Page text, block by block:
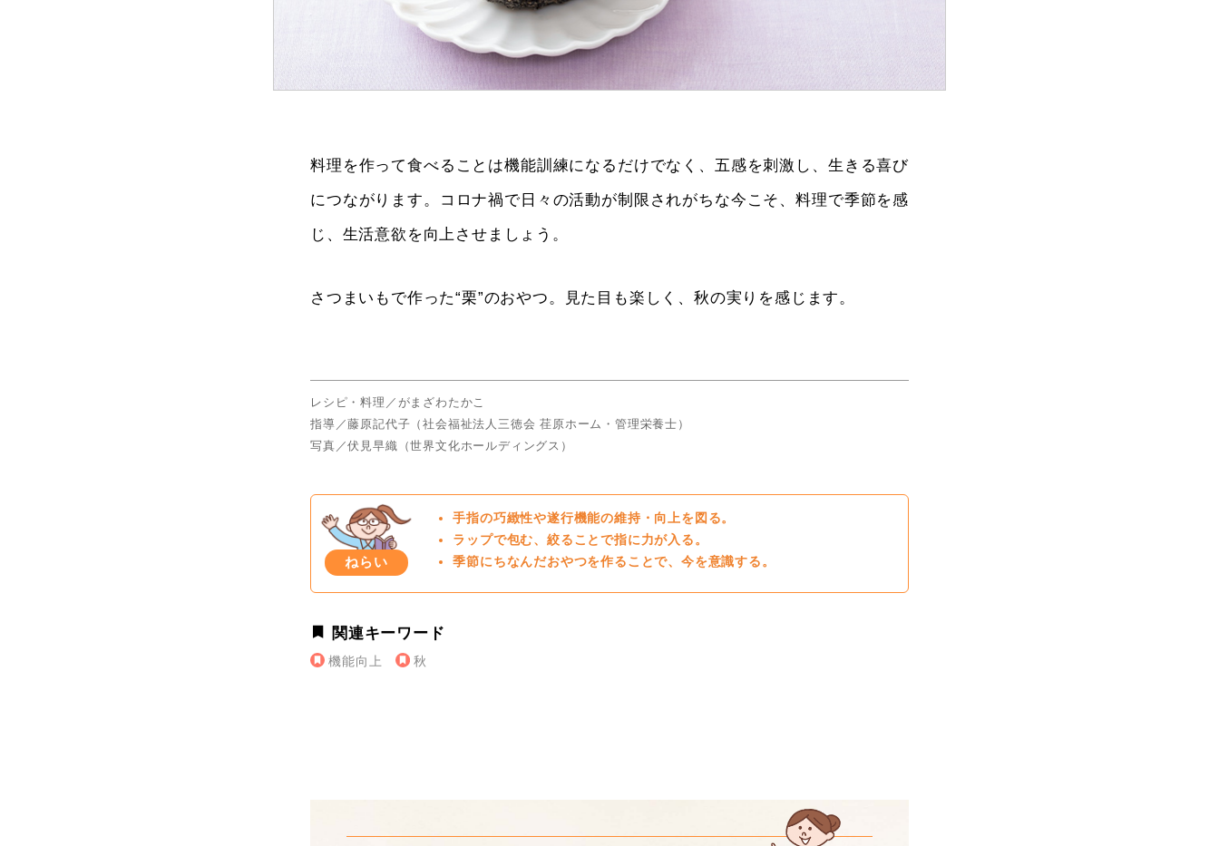
料理を作って食べることは機能訓練になるだけでなく、五感を刺激し、生きる喜び
につながります。コロナ禍で日々の活動が制限されがちな今こそ、料理で季節を感
じ、生活意欲を向上させましょう。
さつまいもで作った“栗”のおやつ。見た目も楽しく、秋の実りを感じます。
レシピ・料理／がまざわたかこ
指導／藤原記代子（社会福祉法人三徳会 荏原ホーム・管理栄養士）
写真／伏見早織（世界文化ホールディングス）
ねらい
手指の巧緻性や遂行機能の維持・向上を図る。
ラップで包む、絞ることで指に力が入る。
季節にちなんだおやつを作ることで、今を意識する。
関連キーワード
機能向上 秋